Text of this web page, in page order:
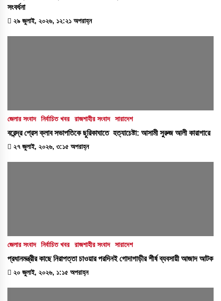
সংবর্ধনা
২৯ জুলাই, ২০২৬, ১২:২১ অপরাহ্ন
জেলার সংবাদ নির্বাচিত খবর রাজশাহীর সংবাদ সারাদেশ
বরেন্দ্র প্রেস ক্লাব সভাপতিকে ছুরিকাঘাতে হত্যাচেষ্টা: আসামী সুরুজ আলী কারাগারে
২৭ জুলাই, ২০২৬, ৩:১৫ অপরাহ্ন
জেলার সংবাদ নির্বাচিত খবর রাজশাহীর সংবাদ সারাদেশ
প্রধানমন্ত্রীর কাছে নিরাপত্তা চাওয়ার পরদিনই গোদাগাড়ীর শীর্ষ ব্যবসায়ী আজাদ আটক
২০ জুলাই, ২০২৬, ১:১৫ অপরাহ্ন